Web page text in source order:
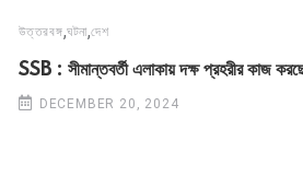
উত্তরবঙ্গ,ঘটনা,দেশ
SSB : সীমান্তবর্তী এলাকায় দক্ষ প্রহরীর কাজ
DECEMBER 20, 2024